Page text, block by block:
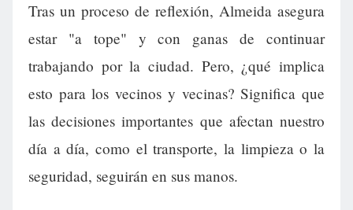
Tras un proceso de reflexión, Almeida asegura
estar "a tope" y con ganas de continuar
trabajando por la ciudad. Pero, ¿qué implica
esto para los vecinos y vecinas? Significa que
las decisiones importantes que afectan nuestro
día a día, como el transporte, la limpieza o la
seguridad, seguirán en sus manos.